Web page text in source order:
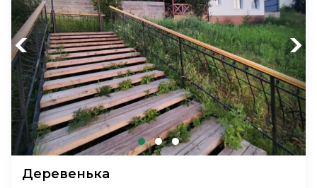
Previous Next
Деревенька